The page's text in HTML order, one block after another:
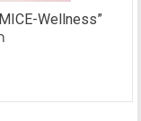
Wellness”